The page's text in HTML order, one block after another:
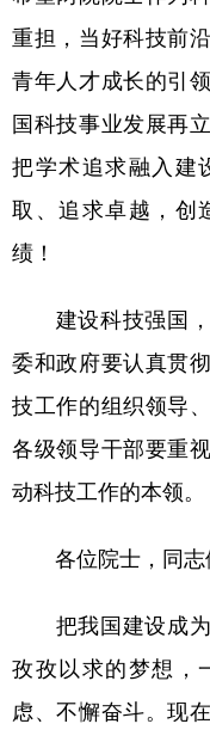
重担，当好科技前
青年人才成长的引
国科技事业发展再
把学术追求融入建
取、追求卓越，创
绩！
建设科技强国，
委和政府要认真贯
技工作的组织领导
各级领导干部要重
动科技工作的本领。
各位院士，同志
把我国建设成为
孜孜以求的梦想，
虑、不懈奋斗。现